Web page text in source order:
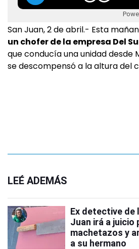
San Juan, 2 de abril.- Esta
un chofer de la empresa Del
que conducía una unidad desde
se descompensó a la altura del
LEÉ ADEMÁS
Ex detective de
Juan irá a juicio
machetazos y
a su hermano